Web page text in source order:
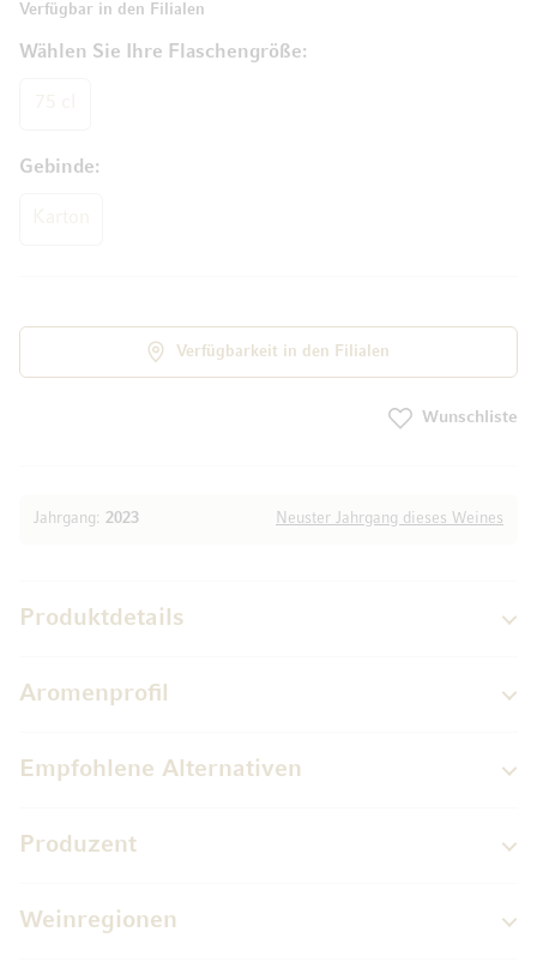
Jahrgang: 2023 Neuster Jahrgang dieses Weines
Wählen Sie Ihre Flaschengröße
Gebinde
Verfügbar in den Filialen
Verfügbarkeit in den Filialen
Wunschliste
Produktdetails
Aromenprofil
Empfohlene Alternativen
Produzent
Weinregionen